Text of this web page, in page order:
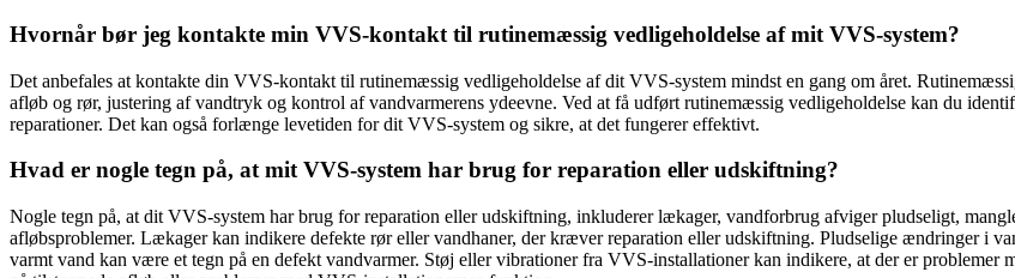
Hvornår bør jeg kontakte min VVS-kontakt til rutinemæssig vedligeholdelse af mit VVS-system?
Det anbefales at kontakte din VVS-kontakt til rutinemæssig vedligeholdelse af dit VVS-system mindst en gang om året.
afløb og rør, justering af vandtryk og kontrol af vandvarmerens ydeevne. Ved at få udført rutinemæssig vedligeholdelse kan du
reparationer. Det kan også forlænge levetiden for dit VVS-system og sikre, at det fungerer effektivt.
Hvad er nogle tegn på, at mit VVS-system har brug for reparation eller udskiftning?
Nogle tegn på, at dit VVS-system har brug for reparation eller udskiftning, inkluderer lækager, vandforbrug afviger pludseligt,
afløbsproblemer. Lækager kan indikere defekte rør eller vandhaner, der kræver reparation eller udskiftning. Pludselige ændringer i
varmt vand kan være et tegn på en defekt vandvarmer. Støj eller vibrationer fra VVS-installationer kan indikere, at der er problemer